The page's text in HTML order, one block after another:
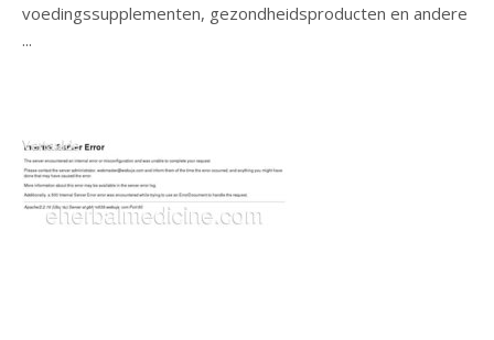
voedingssupplementen, gezondheidsproducten en andere
...